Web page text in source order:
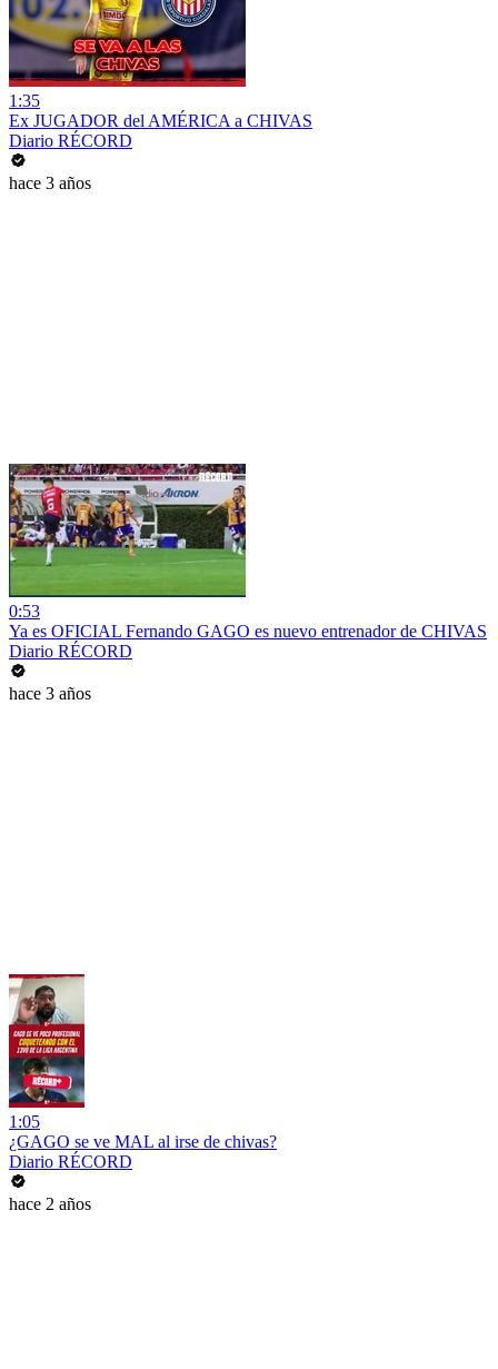
1:35
Ex JUGADOR del AMÉRICA a CHIVAS
Diario RÉCORD
hace 3 años
0:53
Ya es OFICIAL Fernando GAGO es nuevo entrenador de CHIVAS
Diario RÉCORD
hace 3 años
1:05
¿GAGO se ve MAL al irse de chivas?
Diario RÉCORD
hace 2 años